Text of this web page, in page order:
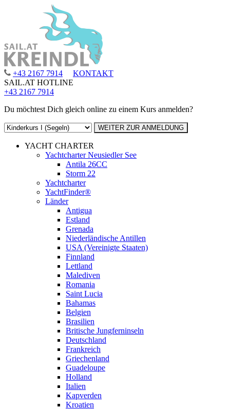
+43 2167 7914
KONTAKT
SAIL.AT HOTLINE
+43 2167 7914
Du möchtest Dich gleich online zu einem Kurs anmelden?
YACHT CHARTER
Yachtcharter Neusiedler See
Antila 26CC
Storm 22
Yachtcharter
YachtFinder®
Länder
Antigua
Estland
Grenada
Niederländische Antillen
USA (Vereinigte Staaten)
Finnland
Lettland
Malediven
Romania
Saint Lucia
Bahamas
Belgien
Brasilien
Britische Jungferninseln
Deutschland
Frankreich
Griechenland
Guadeloupe
Holland
Italien
Kapverden
Kroatien